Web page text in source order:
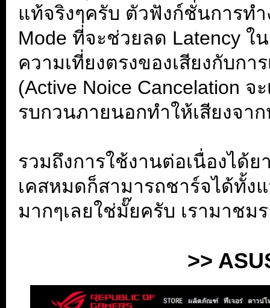
แท้จริงๆครับ ตัวฟังก์ชั่นการท
Mode ที่จะช่วยลด Latency
ความเที่ยงตรงของเสียงกับกา
(Active Noice Cancelation
รบกวนภายนอกทำให้เสียงจา
รวมถึงการใช้งานต่อเนื่องได้
เคสหมดก็สามารถชาร์จได้ทั้ง
มากๆเลยใช่มั๊ยครับ เรามาชม
>>